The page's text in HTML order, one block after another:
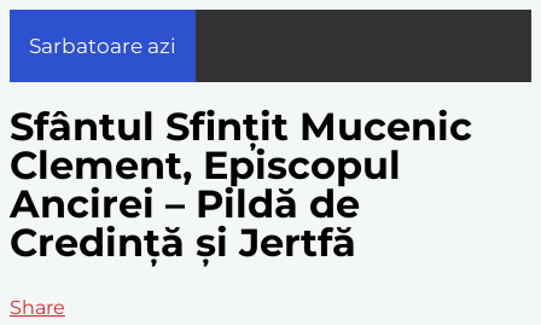
Sarbatoare azi
Sfântul Sfințit Mucenic
Clement, Episcopul
Ancirei – Pildă de
Credință și Jertfă
Share